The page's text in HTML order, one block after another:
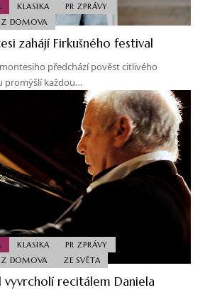
KLASIKA
PR ZPRÁVY
Z DOMOVA
zahájí Firkušného festival
předchází pověst citlivého
promýšlí každou…
KLASIKA
PR ZPRÁVY
Z DOMOVA ZE SVĚTA
vyvrcholí recitálem Daniela